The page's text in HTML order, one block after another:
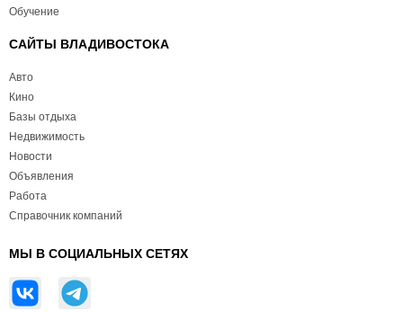
Обучение
САЙТЫ ВЛАДИВОСТОКА
Авто
Кино
Базы отдыха
Недвижимость
Новости
Объявления
Работа
Справочник компаний
МЫ В СОЦИАЛЬНЫХ СЕТЯХ